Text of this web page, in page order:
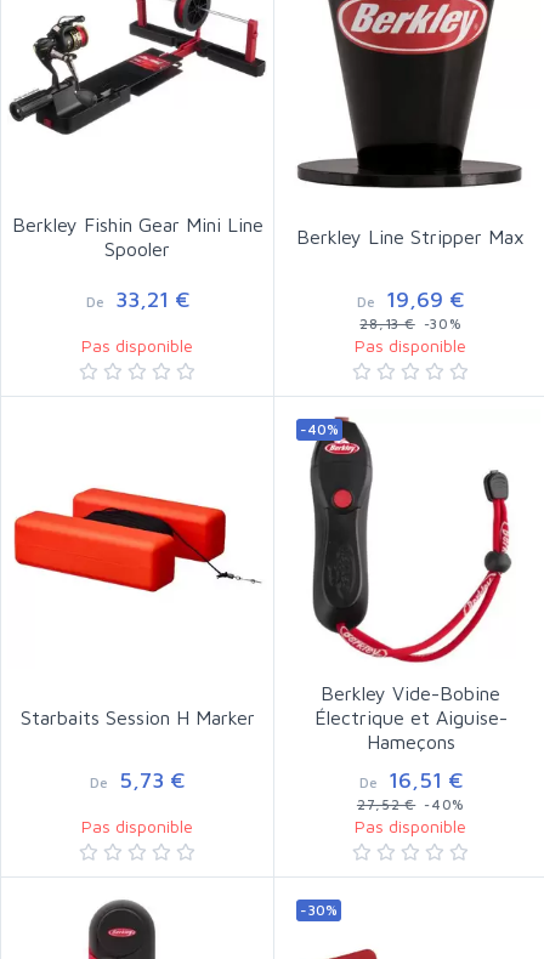
Berkley Fishin Gear Mini Line
Spooler
De 33,21 €
Pas disponible
Berkley Line Stripper Max
De 19,69 €
28,13 €-30%
Pas disponible
Starbaits Session H Marker
De 5,73 €
Pas disponible
-40%
Berkley Vide-Bobine
Électrique et Aiguise-
Hameçons
De 16,51 €
27,52 €-40%
Pas disponible
-30%